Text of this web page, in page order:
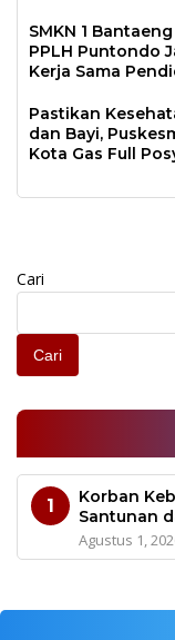
SMKN 1
PPLH Puntondo
Kerja Sama
Pastikan
dan Bayi,
Kota Gas Full
Cari
Cari
1
Korban
Santunan
Agustus 1,